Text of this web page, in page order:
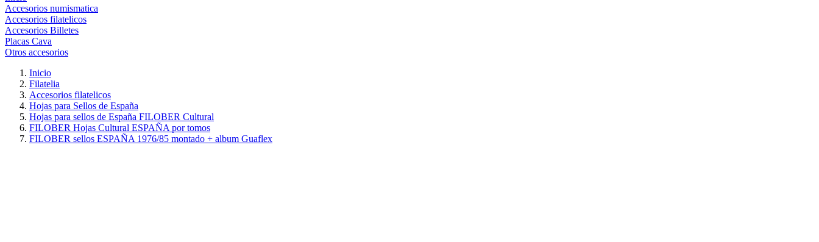
Accesorios numismatica
Accesorios filatelicos
Accesorios Billetes
Placas Cava
Otros accesorios
Inicio
Filatelia
Accesorios filatelicos
Hojas para Sellos de España
Hojas para sellos de España FILOBER Cultural
FILOBER Hojas Cultural ESPAÑA por tomos
FILOBER sellos ESPAÑA 1976/85 montado + album Guaflex